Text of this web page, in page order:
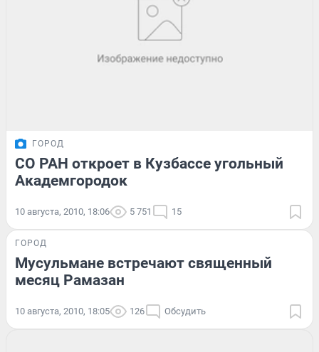
ГОРОД
СО РАН откроет в Кузбассе угольный
Академгородок
10 августа, 2010, 18:06 5 751 15
ГОРОД
Мусульмане встречают священный
месяц Рамазан
10 августа, 2010, 18:05 126 Обсудить